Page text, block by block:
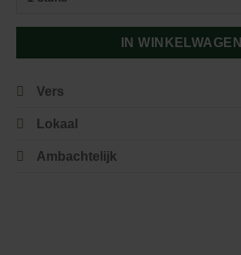
IN WINKELWAGEN
Vers
Lokaal
Ambachtelijk